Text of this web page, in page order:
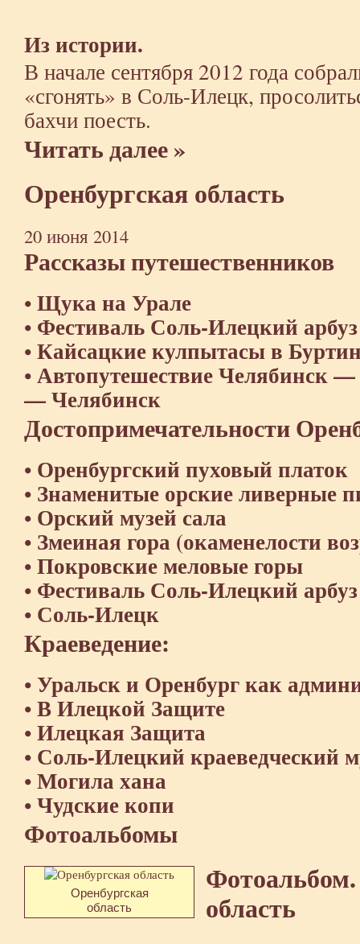
Из истории.
В начале сентября 2012 года
«сгонять» в Соль-Илецк,
бахчи поесть.
Читать далее »
Оренбургская область
20 июня 2014
Рассказы путешественников
•Щука на Урале
• Фестиваль Соль-Илецкий
•Кайсацкие кулпытасы в
•Автопутешествие Челябинск
— Челябинск
Достопримечательности
• Оренбургский пуховый платок
• Знаменитые орские ливерные
• Орский музей сала
• Змеиная гора (окаменелости
•Покровские меловые горы
• Фестиваль Соль-Илецкий
• Соль-Илецк
Краеведение:
•Уральск и Оренбург как
•В Илецкой Защите
•Илецкая Защита
• Соль-Илецкий краеведческий
•Могила хана
•Чудские копи
Фотоальбомы
Оренбургская
область
область